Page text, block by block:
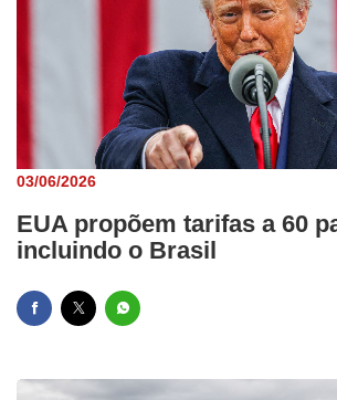
03/06/2026
EUA propõem tarifas a 60
incluindo o Brasil